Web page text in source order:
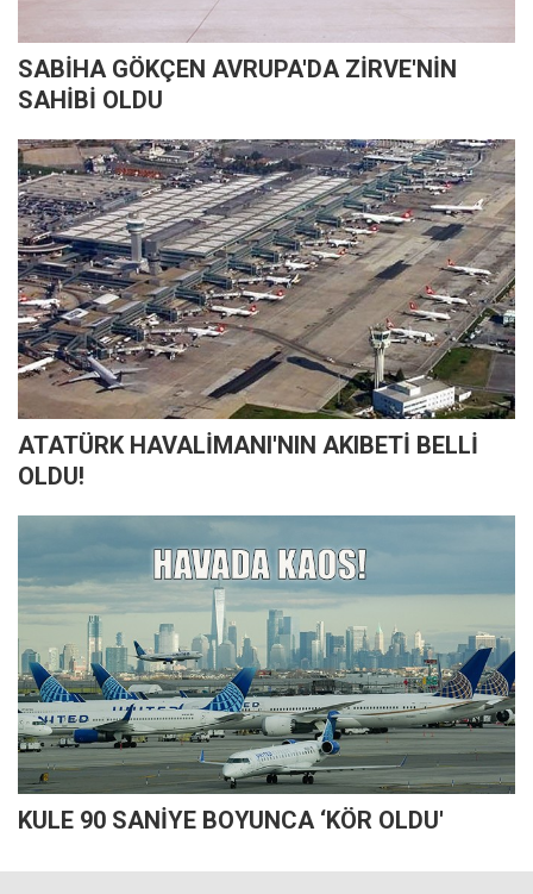
SABİHA GÖKÇEN AVRUPA'DA ZİRVE'NİN
SAHİBİ OLDU
ATATÜRK HAVALİMANI'NIN AKIBETİ BELLİ
OLDU!
KULE 90 SANİYE BOYUNCA ‘KÖR OLDU'